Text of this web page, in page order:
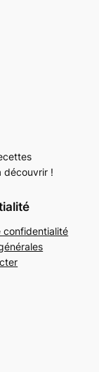
découvrir !
confidentialité